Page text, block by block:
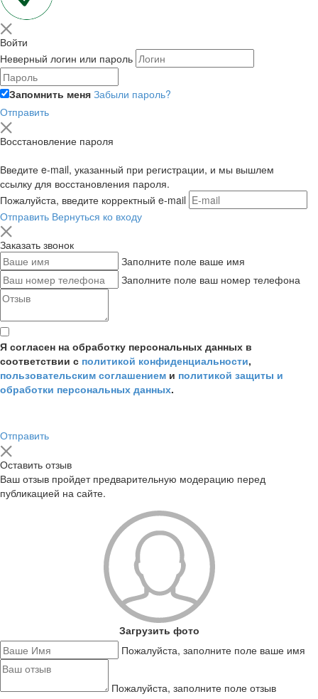
Войти
Неверный логин или пароль
Запомнить меня Забыли пароль?
Отправить
Восстановление пароля
Введите e-mail, указанный при регистрации, и мы вышлем
ссылку для восстановления пароля.
Пожалуйста, введите корректный e-mail
Отправить Вернуться ко входу
Заказать звонок
Заполните поле ваше имя
Заполните поле ваш номер телефона
Я согласен на обработку персональных данных в
соответствии с политикой конфиденциальности,
пользовательским соглашением и политикой защиты и
обработки персональных данных.
Отправить
Оставить отзыв
Ваш отзыв пройдет предварительную модерацию перед
публикацией на сайте.
Загрузить фото
Пожалуйста, заполните поле ваше имя
Пожалуйста, заполните поле отзыв